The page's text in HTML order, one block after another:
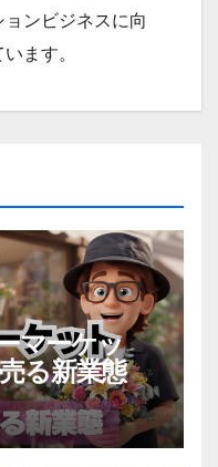
ンビジネスに向
ます。
マーケッ
る新業態